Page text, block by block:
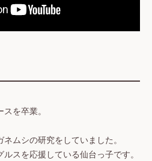
を卒業。
ムシの研究をしていました。
スを応援している仙台っ子です。